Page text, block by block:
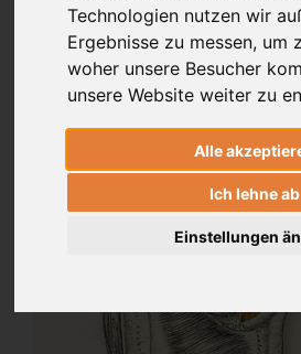
Technologien nutzen wir
Ergebnisse zu messen, um
woher unsere Besucher
unsere Website weiter zu
Alle
Ich lehne ab
Einstellungen
from the front and
the